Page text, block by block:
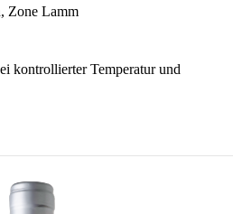
Zone Lamm
kontrollierter Temperatur und